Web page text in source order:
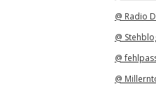
@ Radio
@
@
@